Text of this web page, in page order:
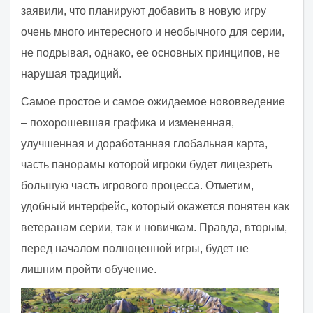
заявили, что планируют добавить в новую игру
очень много интересного и необычного для серии,
не подрывая, однако, ее основных принципов, не
нарушая традиций.
Самое простое и самое ожидаемое нововведение
– похорошевшая графика и измененная,
улучшенная и доработанная глобальная карта,
часть панорамы которой игроки будет лицезреть
большую часть игрового процесса. Отметим,
удобный интерфейс, который окажется понятен как
ветеранам серии, так и новичкам. Правда, вторым,
перед началом полноценной игры, будет не
лишним пройти обучение.